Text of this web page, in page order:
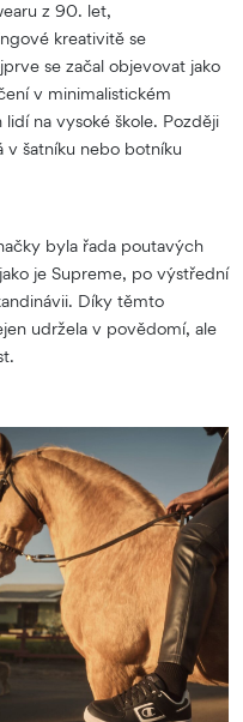
z 90. let,
kreativitě se
se začal objevovat jako
v minimalistickém
na vysoké škole. Později
v šatníku nebo botníku
byla řada poutavých
je Supreme, po výstřední
Díky těmto
udržela v povědomí, ale